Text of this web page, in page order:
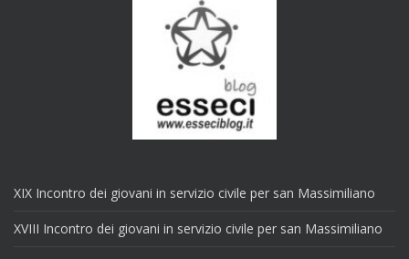
XIX Incontro dei giovani in servizio civile per san Massimiliano
XVIII Incontro dei giovani in servizio civile per san Massimiliano